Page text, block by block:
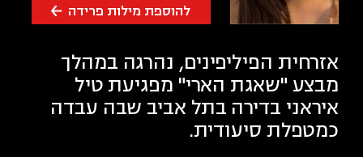
להוספת מילות פרידה
אזרחית הפיליפינים, נהרגה במהלך
מבצע "שאגת הארי" מפגיעת טיל
איראני בדירה בתל אביב שבה עבדה
כמטפלת סיעודית.